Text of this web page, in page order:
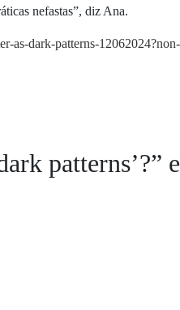
nefastas”, diz Ana.
as-dark-patterns-
patterns’?”